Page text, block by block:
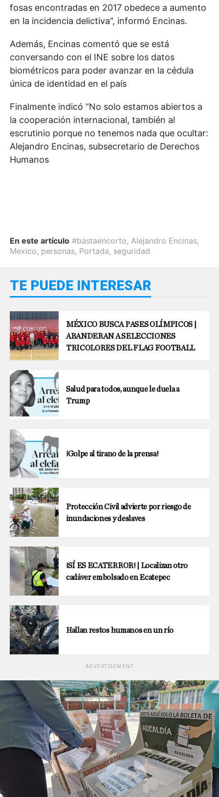
fosas encontradas en 2017 obedece a aumento
en la incidencia delictiva”, informó Encinas.
Además, Encinas comentó que se está
conversando con el INE sobre los datos
biométricos para poder avanzar en la cédula
única de identidad en el país
Finalmente indicó “No solo estamos abiertos a
la cooperación internacional, también al
escrutinio porque no tenemos nada que ocultar:
Alejandro Encinas, subsecretario de Derechos
Humanos
En este artículo #bastaencorto, Alejandro Encinas,
Mexico, personas, Portada, seguridad
TE PUEDE INTERESAR
MÉXICO BUSCA PASES OLÍMPICOS |
ABANDERAN A SELECCIONES
TRICOLORES DEL FLAG FOOTBALL
Salud para todos, aunque le duela a
Trump
¡Golpe al tirano de la prensa!
Protección Civil advierte por riesgo de
inundaciones y deslaves
¡SÍ ES ECATERROR! | Localizan otro
cadáver embolsado en Ecatepec
Hallan restos humanos en un río
ADVERTISEMENT